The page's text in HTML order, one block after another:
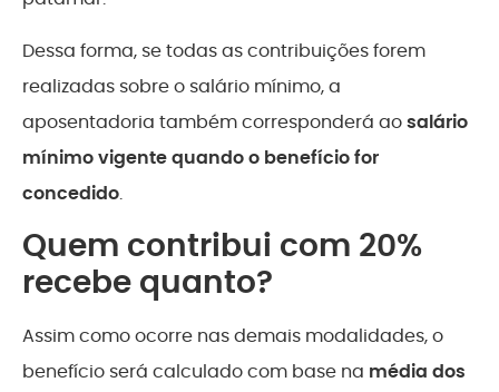
Dessa forma, se todas as contribuições forem
realizadas sobre o salário mínimo, a
aposentadoria também corresponderá aosalário
mínimo vigente quando o benefício for
concedido.
Quem contribui com 20%
recebe quanto?
Assim como ocorre nas demais modalidades, o
benefício será calculado com base na média dos